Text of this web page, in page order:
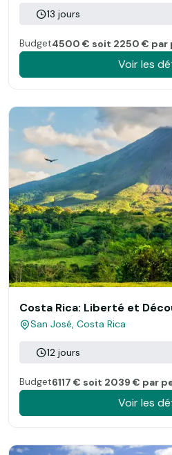
13 jours
Budget4500 € soit 2250 € par
Voir les
Costa Rica: Liberté et
San José, Costa Rica
12 jours
Budget6117 € soit 2039 € par
Voir les